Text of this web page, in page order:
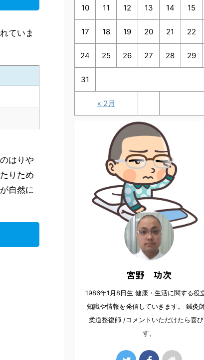
ていま
はりや
りため
自然に
« 2月
10 11 12 13 14 15
17 18 19 20 21 22
24 25 26 27 28 29
31
宮野 功次
1986年1月8日生 健康・生活に関する役
知識や情報を発信していきます。 鍼灸
柔道整復師 /コメントいただけたら喜び
す。